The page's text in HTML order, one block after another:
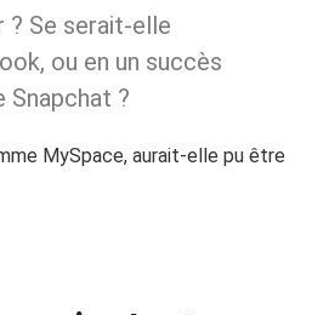
? Se serait-elle
ou en un succès
?
MySpace, aurait-elle pu être